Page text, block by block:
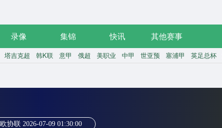
录像 集锦 快讯 其他赛事
塔吉克超 韩K联 意甲 俄超 美职业 中甲 世亚预 塞浦甲 英足总杯
欧协联 2026-07-09 01:30:00